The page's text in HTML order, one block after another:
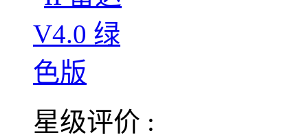
星级评价 :